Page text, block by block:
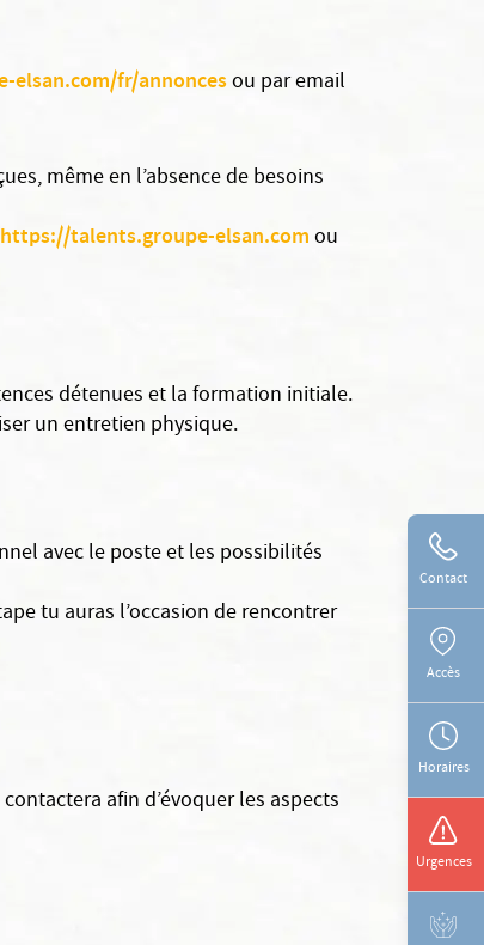
fr/annoncesou par email
même en l’absence de besoins
https://talents.groupe-elsan.comou
détenues et la formation initiale.
un entretien physique.
avec le poste et les possibilités
tu auras l’occasion de rencontrer
afin d’évoquer les aspects
Contact
Accès
Horaires
Urgences